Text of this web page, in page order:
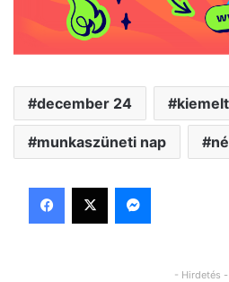
december 24 kiemelt
munkaszüneti nap
Facebook
X Messenger
- Hirdetés -